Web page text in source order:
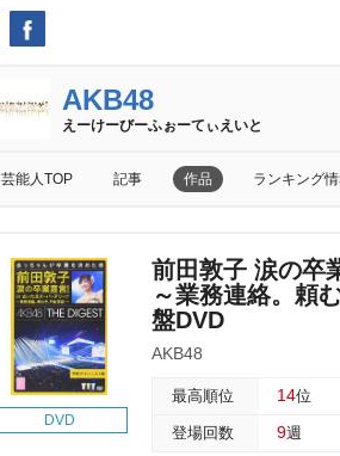
AKB48
えーけーびーふぉーてぃえいと
芸能人TOP 記事 作品 ランキング
DVD
前田敦子 涙の卒
～業務連絡。頼
盤DVD
AKB48
最高順位 14位
登場回数 9週